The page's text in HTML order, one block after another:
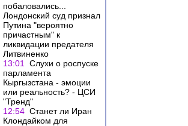
побаловались...
Лондонский суд признал
Путина "вероятно
причастным" к
ликвидации предателя
Литвиненко
13:01
Слухи о роспуске
парламента
Кыргызстана - эмоции
или реальность? - ЦСИ
"Тренд"
12:54 Станет ли Иран
Клондайком для